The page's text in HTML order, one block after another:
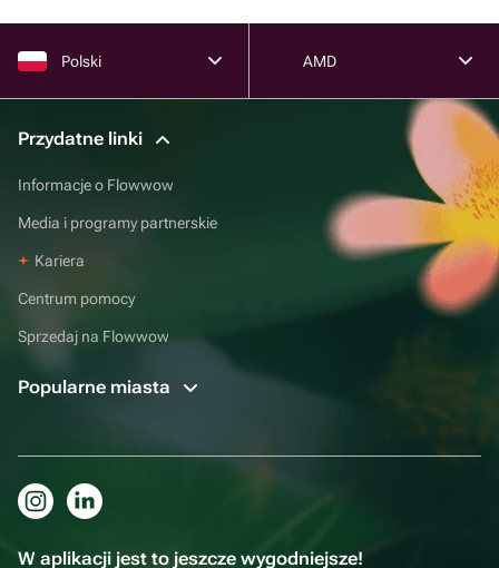
Polski AMD
Przydatne linki
Informacje o Flowwow
Media i programy partnerskie
Kariera
Centrum pomocy
Sprzedaj na Flowwow
Popularne miasta
W aplikacji jest to jeszcze wygodniejsze!